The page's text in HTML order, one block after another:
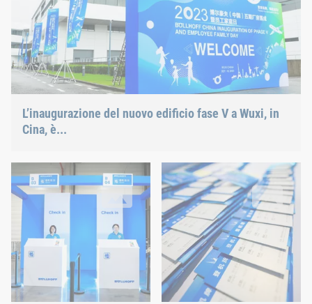
L’inaugurazione del nuovo edificio fase V a Wuxi, in
Cina, è...
“Un viaggio con Böllhoff intorno al mondo”
In linea con il motto del family day ("Un viaggio con Böllhoff
“Imbarco completato”
Dopo il check-in all’ingresso,